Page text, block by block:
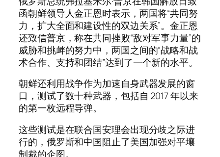
函朝鲜领导人金正恩时表示，两国将“共同努
力，扩大全面和建设性的双边关系”。金正恩
还致信普京，称在共同挫败“敌对军事力量”的
威胁和挑衅的努力中，两国之间的“战略和战
术合作、支持和团结”达到了一个新的水平。
朝鲜还利用战争作为加速自身武器发展的窗
口，测试了数十种武器，包括自 2017 年以来
的第一枚远程导弹。
这些测试是在联合国安理会出现分歧之际进
行的，俄罗斯和中国阻止了美国加强对平壤
制裁的企图。